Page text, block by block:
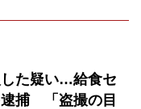
た疑い…給食セ
捕 「盗撮の目